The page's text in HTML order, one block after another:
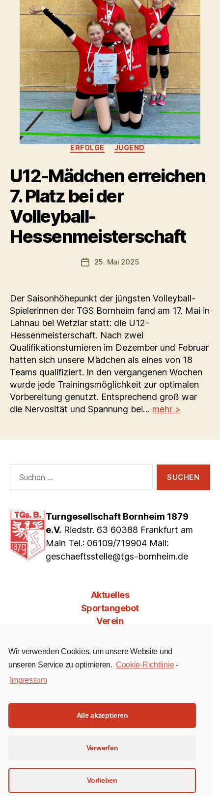
Kategorien ERFOLGE JUGEND
U12-Mädchen erreichen
7. Platz bei der
Volleyball-
Hessenmeisterschaft
Veröffentlichungsdatum
25. Mai 2025
Der Saisonhöhepunkt der jüngsten Volleyball-
Spielerinnen der TGS Bornheim fand am 17. Mai in
Lahnau bei Wetzlar statt: die U12-
Hessenmeisterschaft. Nach zwei
Qualifikationsturnieren im Dezember und Februar
hatten sich unsere Mädchen als eines von 18
Teams qualifiziert. In den vergangenen Wochen
wurde jede Trainingsmöglichkeit zur optimalen
Vorbereitung genutzt. Entsprechend groß war
die Nervosität und Spannung bei… mehr >
Turngesellschaft Bornheim 1879
e.V. Riedstr. 63 60388 Frankfurt am
Main Tel.: 06109/719904 Mail:
geschaeftsstelle@tgs-bornheim.de
nach:
Aktuelles
Sportangebot
Verein
Jobs & Co
Kontakt
Facebook Instagram YouTube
Impressum
Cookie-Richtlinie (EU)
Wir verwenden Cookies, um unsere Website und
unseren Service zu optimieren. Cookie-Richtlinie-
Impressum
Alle akzeptieren
Verwerfen
Vorlieben